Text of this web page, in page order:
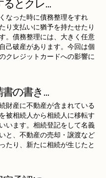
るとクレ...
なった時に債務整理をすれ
り支払いに猶予を持たせたり
。債務整理には、大きく任意
己破産があります。今回は個
クレジットカードへの影響に
の書き...
財産に不動産が含まれている
被相続人から相続人に移転す
います。相続登記をして名義
と、不動産の売却・譲渡など
たり、新たに相続が生じたと